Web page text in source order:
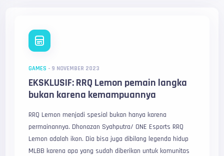
GAMES - 9 NOVEMBER 2023
EKSKLUSIF: RRQ Lemon pemain langka
bukan karena kemampuannya
RRQ Lemon menjadi spesial bukan hanya karena
permainannya. Dhonazan Syahputra/ ONE Esports RRQ
Lemon adalah ikon. Dia bisa juga dibilang legenda hidup
MLBB karena apa yang sudah diberikan untuk komunitas